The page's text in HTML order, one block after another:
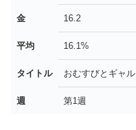
金
平均
タイトル
週
16.2
16.1%
おむすびとギャル
第1週